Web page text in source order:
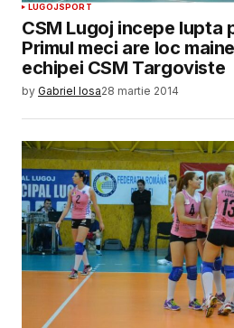
LUGOJSPORT
CSM Lugoj incepe lupta
Primul meci are loc
echipei CSM Targoviste
by Gabriel Iosa28 martie 2014